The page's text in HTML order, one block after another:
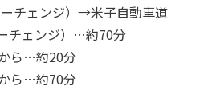
チェンジ）→米子自動車道
チェンジ）…約70分
ら…約20分
ら…約70分